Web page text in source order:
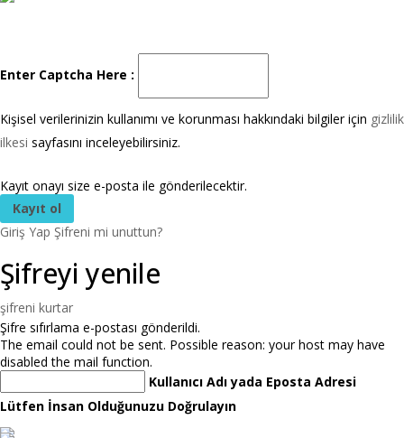
Enter Captcha Here :
Kişisel verilerinizin kullanımı ve korunması hakkındaki bilgiler için gizlilik
ilkesi sayfasını inceleyebilirsiniz.
Kayıt onayı size e-posta ile gönderilecektir.
Giriş Yap Şifreni mi unuttun?
Şifreyi yenile
şifreni kurtar
Şifre sıfırlama e-postası gönderildi.
The email could not be sent. Possible reason: your host may have
disabled the mail function.
Kullanıcı Adı yada Eposta Adresi
Lütfen İnsan Olduğunuzu Doğrulayın